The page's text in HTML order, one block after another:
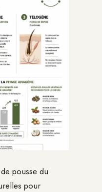
pousse du
pour